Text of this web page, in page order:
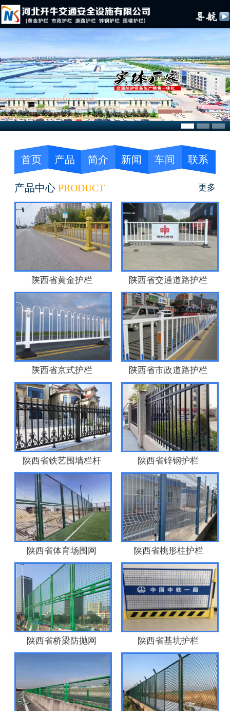
首页 产品 简介 新闻 车间 联系
产品中心 PRODUCT 更多
陕西省黄金护栏 陕西省交通道路护栏
陕西省京式护栏 陕西省市政道路护栏
陕西省铁艺围墙栏杆 陕西省锌钢护栏
陕西省体育场围网 陕西省桃形柱护栏
陕西省桥梁防抛网 陕西省基坑护栏